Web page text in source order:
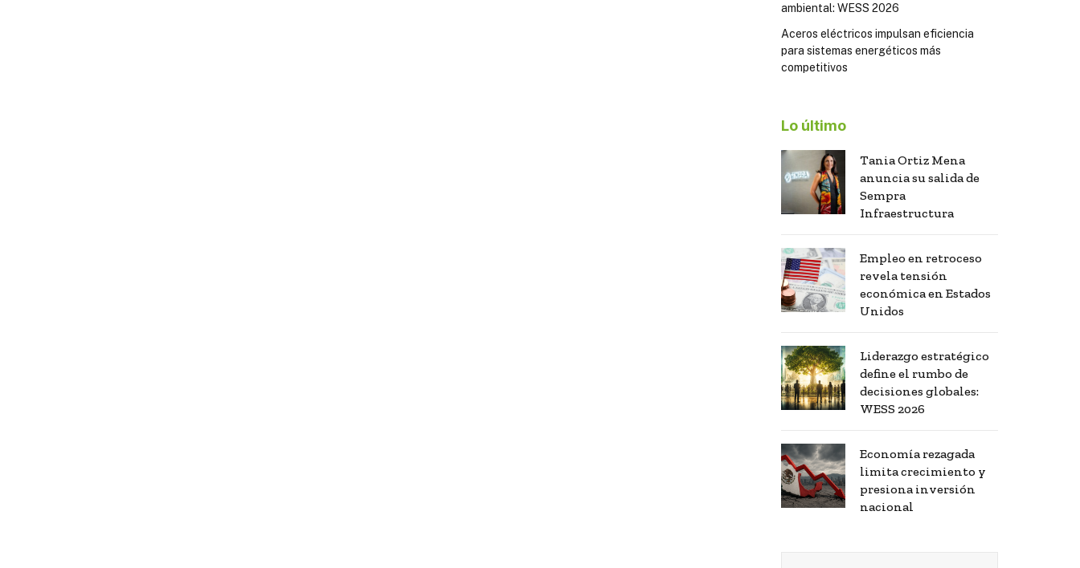
ambiental: WESS 2026
Aceros eléctricos impulsan eficiencia
para sistemas energéticos más
competitivos
Lo último
Tania Ortiz Mena
anuncia su salida de
Sempra
Infraestructura
Empleo en retroceso
revela tensión
económica en Estados
Unidos
Liderazgo estratégico
define el rumbo de
decisiones globales:
WESS 2026
Economía rezagada
limita crecimiento y
presiona inversión
nacional